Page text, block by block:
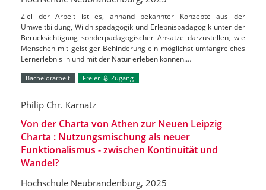
Ziel der Arbeit ist es, anhand bekannter Konzepte aus der
Umweltbildung, Wildnispädagogik und Erlebnispädagogik unter der
Berücksichtigung sonderpädagogischer Ansätze darzustellen, wie
Menschen mit geistiger Behinderung ein möglichst umfangreiches
Lernerlebnis in und mit der Natur erleben können.…
Bachelorarbeit Freier Zugang
Philip Chr. Karnatz
Von der Charta von Athen zur Neuen Leipzig
Charta : Nutzungsmischung als neuer
Funktionalismus - zwischen Kontinuität und
Wandel?
Hochschule Neubrandenburg, 2025